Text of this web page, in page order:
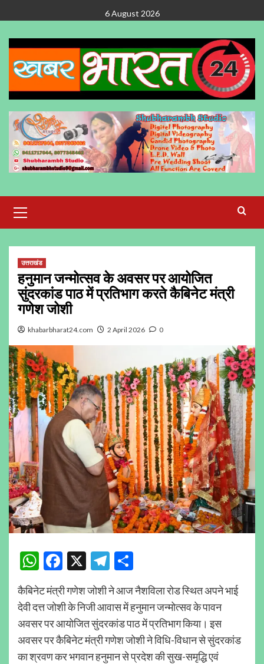
to
content
6 August 2026
Menu
उत्तराखंड
हनुमान जन्मोत्सव के अवसर पर आयोजित
सुंदरकांड पाठ में प्रतिभाग करते कैबिनेट मंत्री
गणेश जोशी
khabarbharat24.com 2 April 2026 0
WhatsApp
Facebook
X Telegram
कैबिनेट मंत्री गणेश जोशी ने आज नैशविला रोड स्थित अपने भाई
देवी दत्त जोशी के निजी आवास में हनुमान जन्मोत्सव के पावन
अवसर पर आयोजित सुंदरकांड पाठ में प्रतिभाग किया। इस
अवसर पर कैबिनेट मंत्री गणेश जोशी ने विधि-विधान से सुंदरकांड
का श्रवण कर भगवान हनुमान से प्रदेश की सुख-समृद्धि एवं